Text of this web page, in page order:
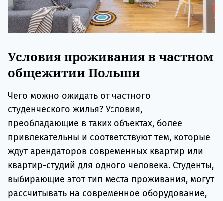
Условия проживания в частном
общежитии Польши
Чего можно ожидать от частного
студенческого жилья? Условия,
преобладающие в таких объектах, более
привлекательны и соответствуют тем, которые
ждут арендаторов современных квартир или
квартир-студий для одного человека. Студенты,
выбирающие этот тип места проживания, могут
рассчитывать на современное оборудование,